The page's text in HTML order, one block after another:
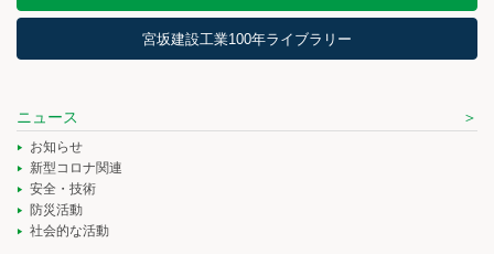
宮坂建設工業100年ライブラリー
ニュース
お知らせ
新型コロナ関連
安全・技術
防災活動
社会的な活動